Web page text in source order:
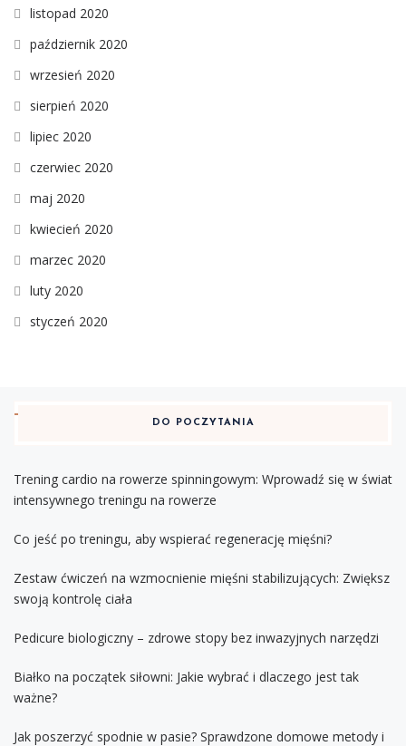
listopad 2020
październik 2020
wrzesień 2020
sierpień 2020
lipiec 2020
czerwiec 2020
maj 2020
kwiecień 2020
marzec 2020
luty 2020
styczeń 2020
DO POCZYTANIA
Trening cardio na rowerze spinningowym: Wprowadź się w świat
intensywnego treningu na rowerze
Co jeść po treningu, aby wspierać regenerację mięśni?
Zestaw ćwiczeń na wzmocnienie mięśni stabilizujących: Zwiększ
swoją kontrolę ciała
Pedicure biologiczny – zdrowe stopy bez inwazyjnych narzędzi
Białko na początek siłowni: Jakie wybrać i dlaczego jest tak
ważne?
Jak poszerzyć spodnie w pasie? Sprawdzone domowe metody i